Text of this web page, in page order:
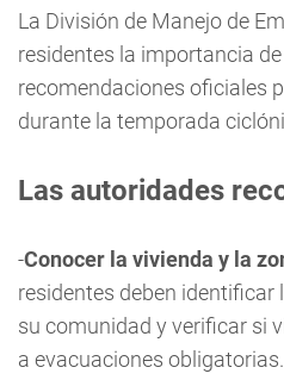
La División de Manejo de
residentes la importancia
recomendaciones oficiales
durante la temporada
Las autoridades
-Conocer la vivienda y la
residentes deben identificar
su comunidad y verificar si
a evacuaciones obligatorias.